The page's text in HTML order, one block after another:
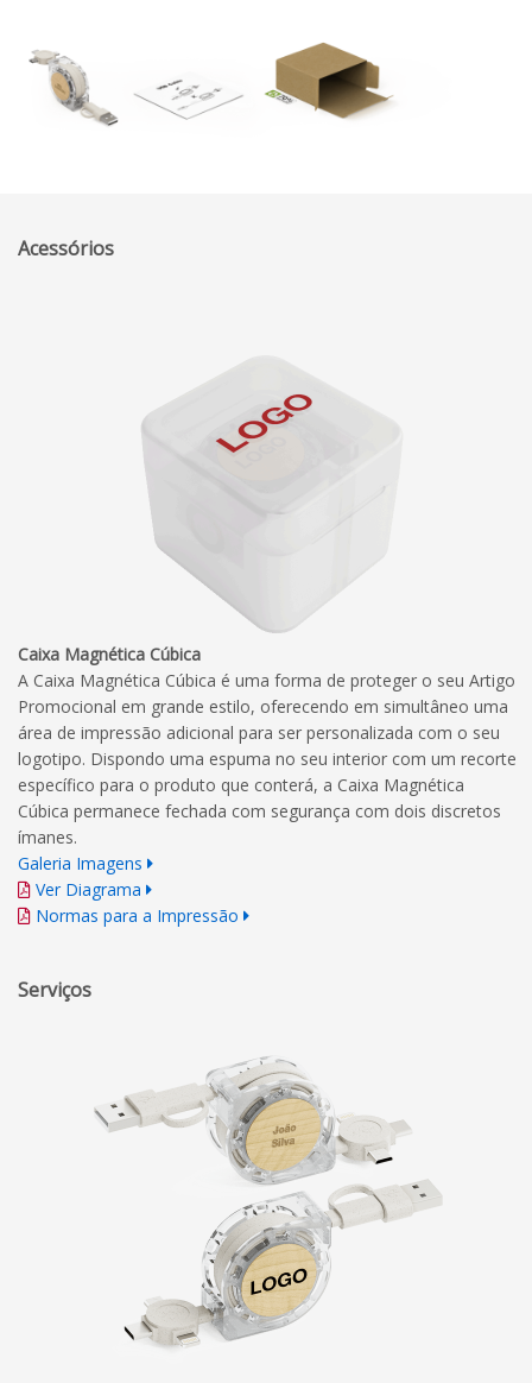
Acessórios
Caixa Magnética Cúbica
A Caixa Magnética Cúbica é uma forma de proteger o seu Artigo
Promocional em grande estilo, oferecendo em simultâneo uma
área de impressão adicional para ser personalizada com o seu
logotipo. Dispondo uma espuma no seu interior com um recorte
específico para o produto que conterá, a Caixa Magnética
Cúbica permanece fechada com segurança com dois discretos
ímanes.
Galeria Imagens
Ver Diagrama
Normas para a Impressão
Serviços